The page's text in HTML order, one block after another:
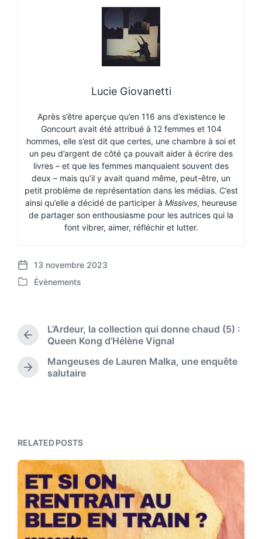
Lucie Giovanetti
Après s’être aperçue qu’en 116 ans d’existence le
Goncourt avait été attribué à 12 femmes et 104
hommes, elle s’est dit que certes, une chambre à soi et
un peu d’argent de côté ça pouvait aider à écrire des
livres – et que les femmes manquaient souvent des
deux – mais qu’il y avait quand même, peut-être, un
petit problème de représentation dans les médias. C’est
ainsi qu’elle a décidé de participer à Missives, heureuse
de partager son enthousiasme pour les autrices qui la
font vibrer, aimer, réfléchir et lutter.
P
o
a
13 novembre 2023
P
e
n
Évènements
P
e
v
o
s
:
L’Ardeur, la collection qui donne chaud (5) :
Queen Kong d’Hélène Vignal
N
s
:
Mangeuses de Lauren Malka, une enquête
salutaire
RELATED POSTS